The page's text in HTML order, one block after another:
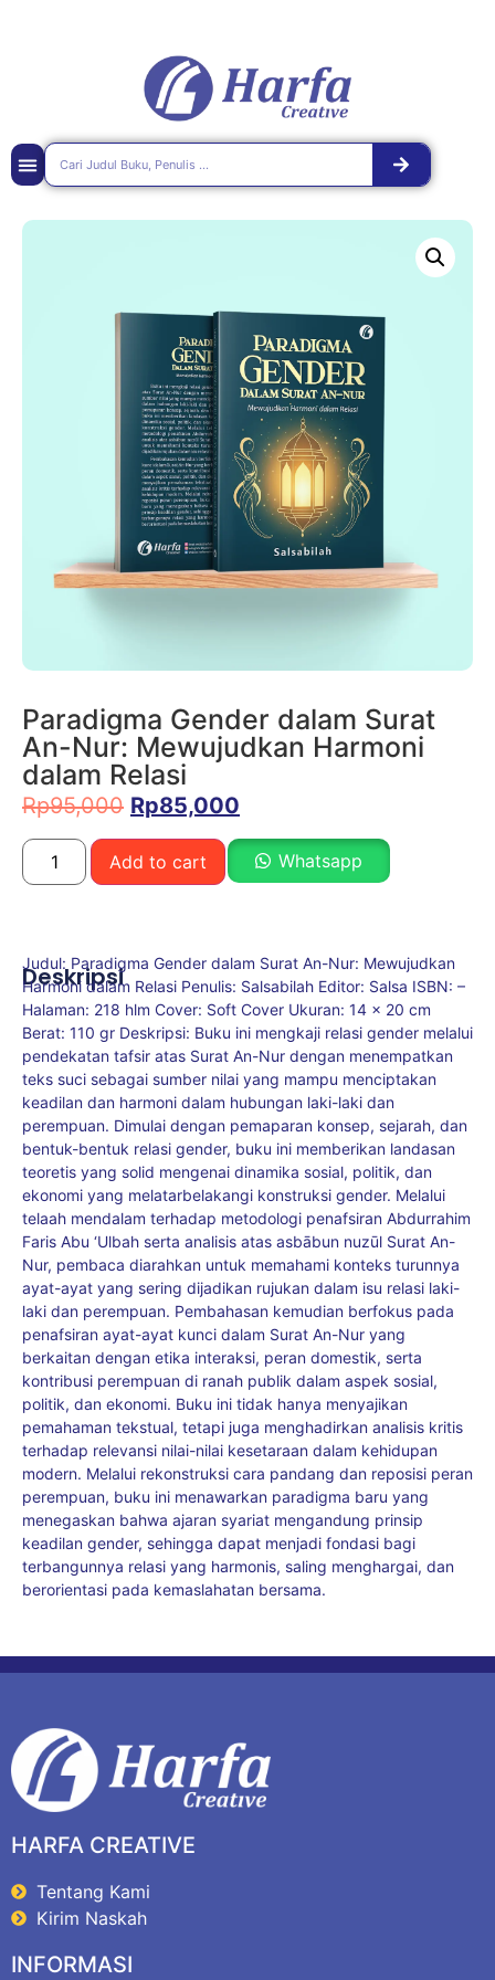
Paradigma Gender dalam Surat
An-Nur: Mewujudkan Harmoni
dalam Relasi
Rp95,000 Rp85,000
Add to cart Whatsapp
Deskripsi
Judul: Paradigma Gender dalam Surat An-Nur: Mewujudkan
Harmoni dalam Relasi Penulis: Salsabilah Editor: Salsa ISBN: –
Halaman: 218 hlm Cover: Soft Cover Ukuran: 14 x 20 cm
Berat: 110 gr Deskripsi: Buku ini mengkaji relasi gender melalui
pendekatan tafsir atas Surat An-Nur dengan menempatkan
teks suci sebagai sumber nilai yang mampu menciptakan
keadilan dan harmoni dalam hubungan laki-laki dan
perempuan. Dimulai dengan pemaparan konsep, sejarah, dan
bentuk-bentuk relasi gender, buku ini memberikan landasan
teoretis yang solid mengenai dinamika sosial, politik, dan
ekonomi yang melatarbelakangi konstruksi gender. Melalui
telaah mendalam terhadap metodologi penafsiran Abdurrahim
Faris Abu ‘Ulbah serta analisis atas asbābun nuzūl Surat An-
Nur, pembaca diarahkan untuk memahami konteks turunnya
ayat-ayat yang sering dijadikan rujukan dalam isu relasi laki-
laki dan perempuan. Pembahasan kemudian berfokus pada
penafsiran ayat-ayat kunci dalam Surat An-Nur yang
berkaitan dengan etika interaksi, peran domestik, serta
kontribusi perempuan di ranah publik dalam aspek sosial,
politik, dan ekonomi. Buku ini tidak hanya menyajikan
pemahaman tekstual, tetapi juga menghadirkan analisis kritis
terhadap relevansi nilai-nilai kesetaraan dalam kehidupan
modern. Melalui rekonstruksi cara pandang dan reposisi peran
perempuan, buku ini menawarkan paradigma baru yang
menegaskan bahwa ajaran syariat mengandung prinsip
keadilan gender, sehingga dapat menjadi fondasi bagi
terbangunnya relasi yang harmonis, saling menghargai, dan
berorientasi pada kemaslahatan bersama.
HARFA CREATIVE
Tentang Kami
Kirim Naskah
INFORMASI